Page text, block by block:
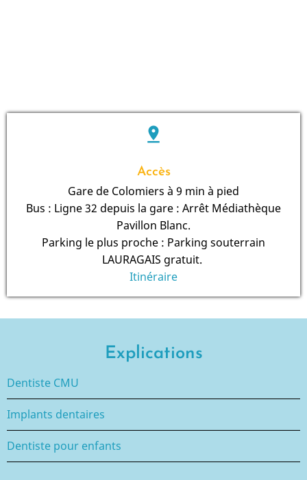
pin_drop
Accès
Gare de Colomiers à 9 min à pied
Bus : Ligne 32 depuis la gare : Arrêt Médiathèque
Pavillon Blanc.
Parking le plus proche : Parking souterrain
LAURAGAIS gratuit.
Itinéraire
Explications
Dentiste CMU
Implants dentaires
Dentiste pour enfants